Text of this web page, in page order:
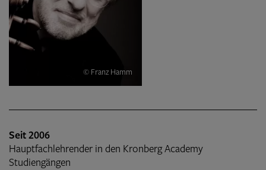
© Franz Hamm
Seit 2006
Hauptfachlehrender in den Kronberg Academy
Studiengängen